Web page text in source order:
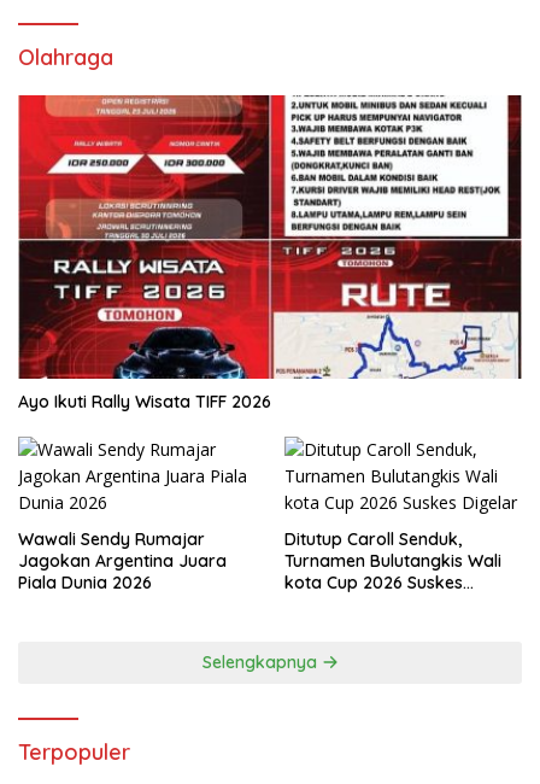
Olahraga
Ayo Ikuti Rally Wisata TIFF 2026
Wawali Sendy Rumajar
Jagokan Argentina Juara
Piala Dunia 2026
Ditutup Caroll Senduk,
Turnamen Bulutangkis Wali
kota Cup 2026 Suskes
Selengkapnya
Terpopuler